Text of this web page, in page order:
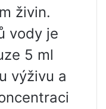
živin.
vody je
5 ml
výživu a